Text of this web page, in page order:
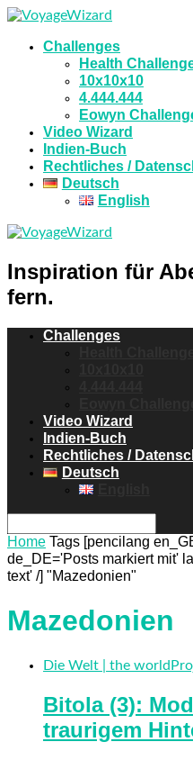
Challenges
Health
10x10x10
4.444.444
Eowyn
Video Wizard
Indien-Buch
Rechtliches /
Deutsch
English
Inspiration für
fern.
Challenges
Video Wizard
Indien-Buch
Rechtliches /
Deutsch
Home Tags [pencilang
de_DE='Posts markiert mit'
text' /] "Mazedonien"
Mazedonien
Die Welt | the world
Bitola (3):
traurigem